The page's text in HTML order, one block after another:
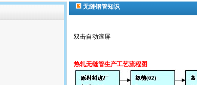
无缝钢管知识
双击自动滚屏
热轧无缝管生产工艺流程图